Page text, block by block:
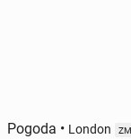
Pogoda • London